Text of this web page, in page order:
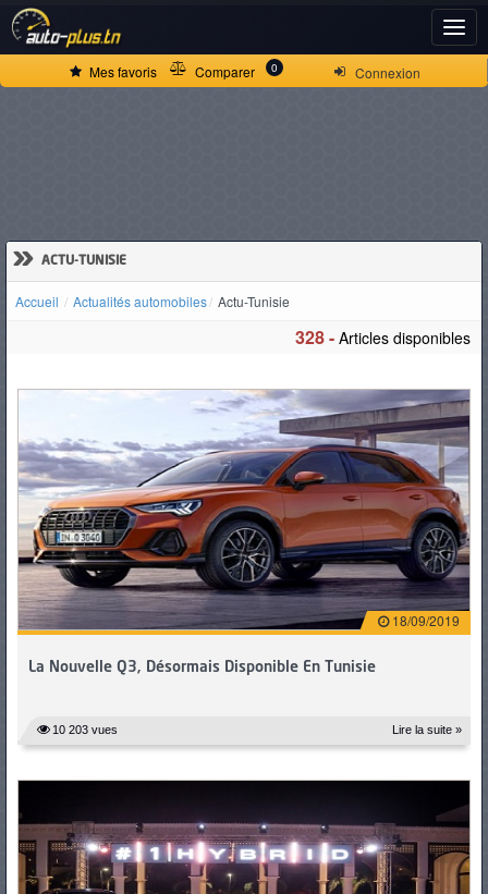
Connexion
Mes favoris Comparer 0
» ACTU-TUNISIE
Accueil Actualités automobiles Actu-Tunisie
328 - Articles disponibles
18/09/2019
La Nouvelle Q3, Désormais Disponible En Tunisie
10 203 vues Lire la suite »
ACCUEIL
CAMIONS
PNEUS